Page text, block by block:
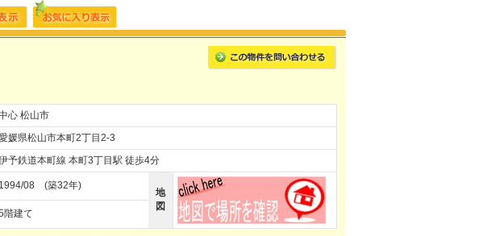
心 松山市
媛県松山市本町2丁目2-3
予鉄道本町線 本町3丁目駅 徒歩4分
1994/08 (築32年)
地
図
階建て